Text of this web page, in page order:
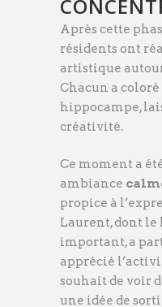
Après cette
résidents ont
artistique
Chacun a
hippocampe,
créativité.
Ce moment a
ambiance
propice à
Laurent, dont le
important, a
apprécié
souhait de voir
une idée de